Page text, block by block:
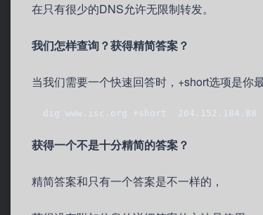
在只有很少的DNS允许无限制转发。
我们怎样查询？获得精简答案？
当我们需要一个快速回答时，+short选项是你
  dig www.isc.org +short  204.152.184.88
获得一个不是十分精简的答案？
精简答案和只有一个答案是不一样的，